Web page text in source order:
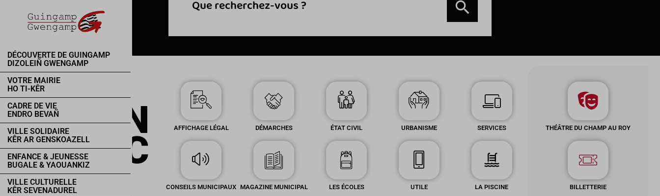
DÉCOUVERTE DE GUINGAMP
DIZOLEIÑ GWENGAMP
VOTRE MAIRIE
HO TI-KÊR
CADRE DE VIE
ENDRO BEVAÑ
VILLE SOLIDAIRE
KÊR AR GENSKOAZELL
ENFANCE & JEUNESSE
BUGALE & YAOUANKIZ
VILLE CULTURELLE
KÊR SEVENADUREL
EN
1 CLIC
AFFICHAGE LÉGAL
CONSEILS MUNICIPAUX
DÉMARCHES
MAGAZINE MUNICIPAL
ÉTAT CIVIL
LES ÉCOLES
URBANISME
UTILE
SERVICES
LA PISCINE
THÉÂTRE DU CHAMP AU ROY
BILLETTERIE